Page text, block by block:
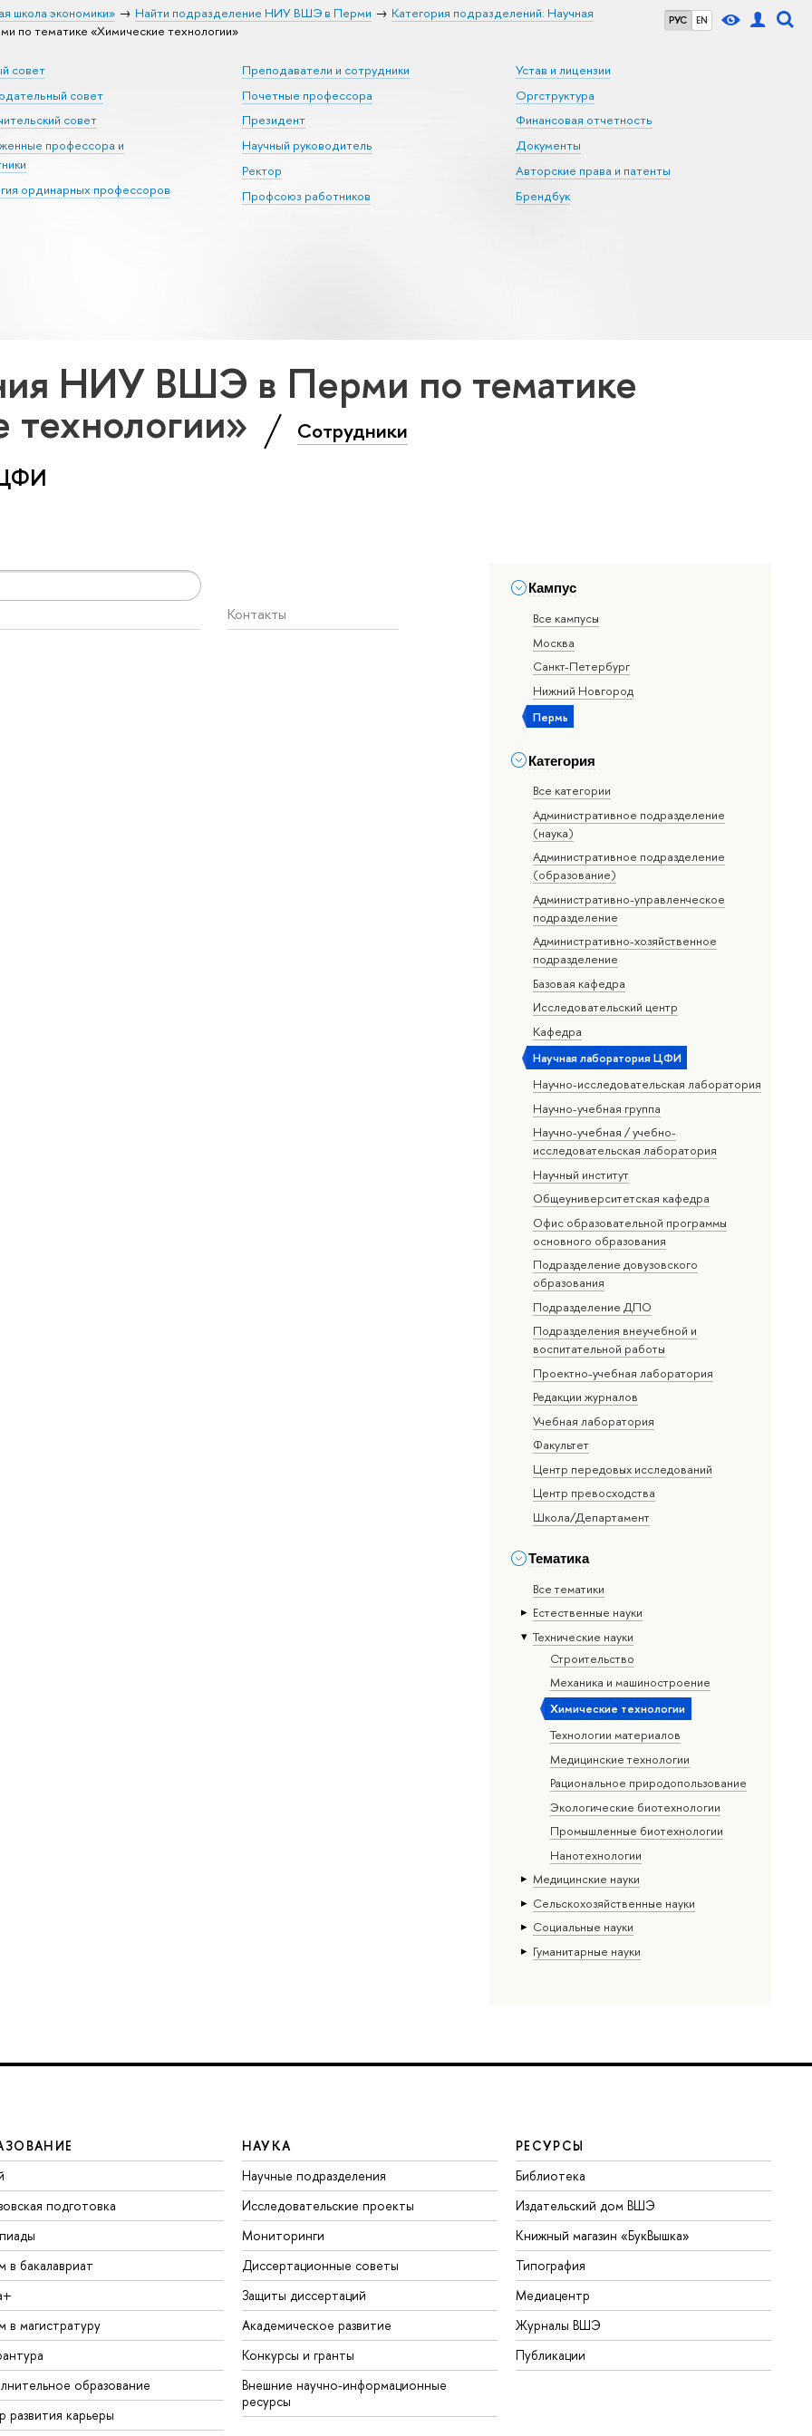
РУС EN
школа экономики» Найти подразделение НИУ ВШЭ в Перми
Категория подразделений: Научная
тематике «Химические технологии»
совет
совет
совет
профессора и
ординарных профессоров
Преподаватели и сотрудники
Почетные профессора
Президент
Научный руководитель
Ректор
Профсоюз работников
Устав и лицензии
Оргструктура
Финансовая отчетность
Документы
Авторские права и патенты
Брендбук
НИУ ВШЭ в Перми по тематике
Сотрудники
ЦФИ
Кампус
Все кампусы
Москва
Санкт-Петербург
Нижний Новгород
Пермь
Категория
Все категории
Административное подразделение
(наука)
Административное подразделение
(образование)
Административно-управленческое
подразделение
Административно-хозяйственное
подразделение
Базовая кафедра
Исследовательский центр
Кафедра
Научная лаборатория ЦФИ
Научно-исследовательская лаборатория
Научно-учебная группа
Научно-учебная / учебно-
исследовательская лаборатория
Научный институт
Общеуниверситетская кафедра
Офис образовательной программы
основного образования
Подразделение довузовского
образования
Подразделение ДПО
Подразделения внеучебной и
воспитательной работы
Проектно-учебная лаборатория
Редакции журналов
Учебная лаборатория
Факультет
Центр передовых исследований
Центр превосходства
Школа/Департамент
Тематика
Все тематики
Естественные науки
Тех­ничес­кие науки
Строительство
Механика и машиностроение
Химические технологии
Технологии материалов
Медицинские технологии
Рациональное природопользование
Экологические биотехнологии
Промышленные биотехнологии
Нанотехнологии
Медицинские науки
Сельскохозяйственные науки
Социальные науки
Гуманитарные науки
Контакты
подготовка
в бакалавриат
в магистратуру
образование
развития карьеры
НАУКА
Научные подразделения
Исследовательские проекты
Мониторинги
Диссертационные советы
Защиты диссертаций
Академическое развитие
Конкурсы и гранты
Внешние научно-информационные
ресурсы
РЕСУРСЫ
Библиотека
Издательский дом ВШЭ
Книжный магазин «БукВышка»
Типография
Медиацентр
Журналы ВШЭ
Публикации